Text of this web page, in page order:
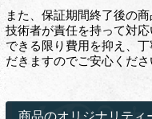
また、保証期間終了後の
技術者が責任を持って対
できる限り費用を抑え、
だきますのでご安心くださ